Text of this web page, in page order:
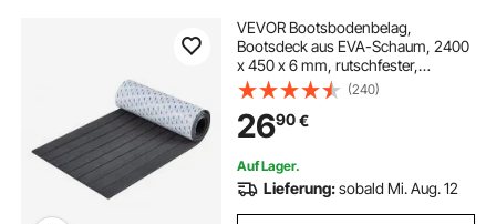
VEVOR Bootsbodenbelag,
Bootsdeck aus EVA-Schaum, 2400
x 450 x 6 mm, rutschfester,
selbstklebender Bodenbelag, 10800
cm² großer Marineteppich für
Boote, Yachten, Pontons,
Kajakdecks
(240)
2690€
Auf Lager.
Lieferung:sobald Mi. Aug. 12